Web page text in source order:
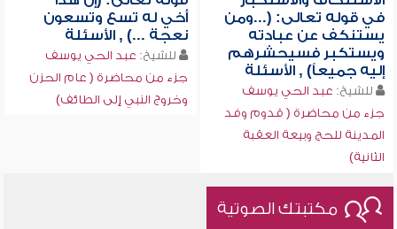
في قوله تعالى: (...ومن
يستنكف عن عبادته
ويستكبر فسيحشرهم
إليه جميعاً) , الأسئلة
للشيخ: عبد الحي يوسف
جزء من محاضرة ( قدوم وفد
المدينة للحج وبيعة العقبة
الثانية)
أخي له تسع وتسعون
نعجة ...) , الأسئلة
للشيخ: عبد الحي يوسف
جزء من محاضرة ( عام الحزن
وخروج النبي إلى الطائف)
مكتبتك الصوتية